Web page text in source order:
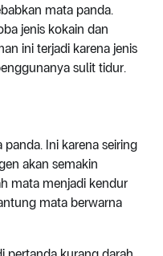
mata panda.
jenis kokain dan
ini terjadi karena jenis
sulit tidur.
Ini karena seiring
akan semakin
mata menjadi kendur
mata berwarna